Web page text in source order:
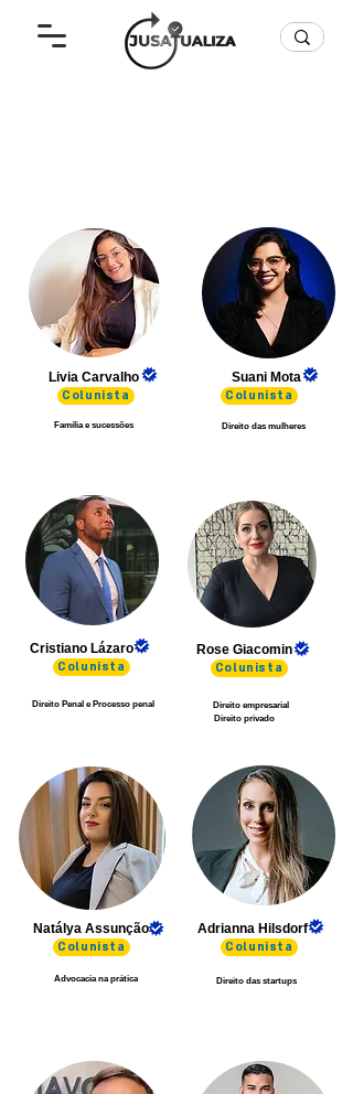
Livia Carvalho
Colunista
Família e sucessões
Suani Mota
Colunista
Direito das mulheres
Rose Giacomin
Colunista
Direito empresarial
Direito privado
Cristiano Lázaro
Colunista
Direito Penal e Processo penal
Natálya Assunção
Colunista
Advocacia na prática
Adrianna Hilsdorf
Colunista
Direito das startups